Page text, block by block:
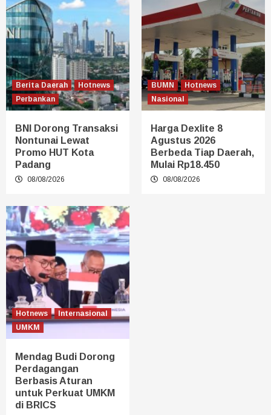
Berita Daerah
Hotnews
Perbankan
BNI Dorong Transaksi
Nontunai Lewat
Promo HUT Kota
Padang
08/08/2026
BUMN
Hotnews
Nasional
Harga Dexlite 8
Agustus 2026
Berbeda Tiap Daerah,
Mulai Rp18.450
08/08/2026
Hotnews
Internasional
UMKM
Mendag Budi Dorong
Perdagangan
Berbasis Aturan
untuk Perkuat UMKM
di BRICS